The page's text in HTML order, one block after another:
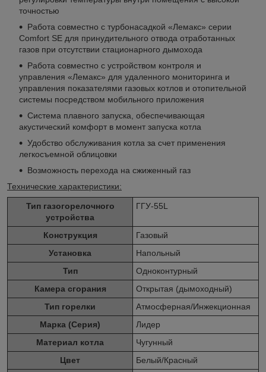
точностью
Работа совместно с турбонасадкой «Лемакс» серии
Comfort SE для принудительного отвода отработанных
газов при отсутствии стационарного дымохода
Работа совместно с устройством контроля и
управления «Лемакс» для удаленного мониторинга и
управления показателями газовых котлов и отопительной
системы посредством мобильного приложения
Система плавного запуска, обеспечивающая
акустический комфорт в момент запуска котла
Удобство обслуживания котла за счет применения
легкосъемной облицовки
Возможность перехода на сжиженный газ
Технические характеристики:
Тип газогорелочного
устройства
ГГУ-55L
Конструкция
Газовый
Установка
Напольный
Тип
Одноконтурный
Камера сгорания
Открытая (дымоходный)
Тип горелки
Атмосферная/Инжекционная
Марка (Серия)
Лидер
Материал котла
Чугунный
Цвет
Белый/Красный